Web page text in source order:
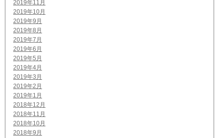
2019年11月
2019年10月
2019年9月
2019年8月
2019年7月
2019年6月
2019年5月
2019年4月
2019年3月
2019年2月
2019年1月
2018年12月
2018年11月
2018年10月
2018年9月